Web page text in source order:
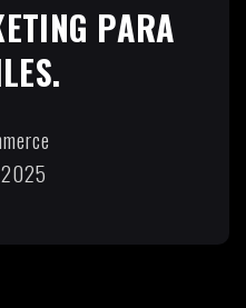
PARA